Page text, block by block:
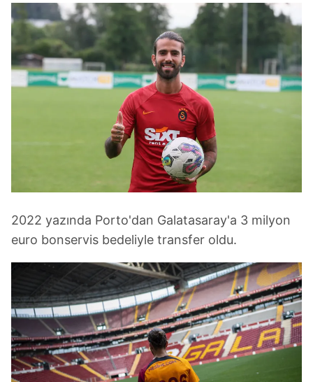
2022 yazında Porto'dan Galatasaray'a 3 milyon
euro bonservis bedeliyle transfer oldu.